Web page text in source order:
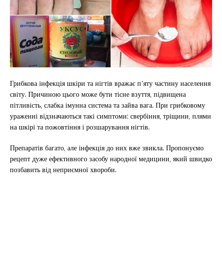
Грибкова інфекція шкіри та нігтів вражає п’яту частину населення
світу. Причиною цього може бути тісне взуття, підвищена
пітливість, слабка імунна система та зайва вага. При грибковому
ураженні відзначаються такі симптоми: свербіння, тріщини, плями
на шкірі та пожовтіння і розшарування нігтів.
Препаратів багато, але інфекція до них вже звикла. Пропонуємо
рецепт дуже ефективного засобу народної медицини, який швидко
позбавить від неприємної хвороби.